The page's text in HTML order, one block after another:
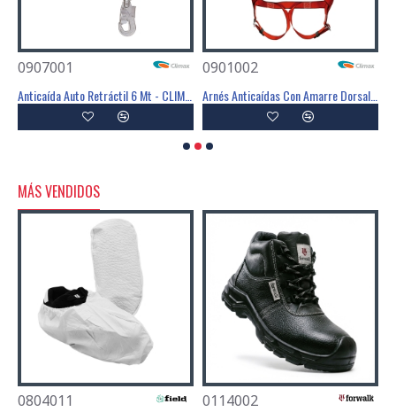
0907001 0901002
MÁS VENDIDOS
0804011 0114002